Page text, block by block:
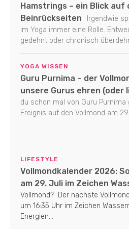
Hamstrings – ein Blick auf
Beinrückseiten
Irgendwie
im Yoga immer eine Rolle.
gedehnt oder chronisch
YOGA WISSEN
Guru Purnima – der
unsere Gurus ehren (oder
du schon mal von Guru
Ereignis auf den Vollmond am
LIFESTYLE
Vollmondkalender 2026:
am 29. Juli im Zeichen
Vollmond? Der nächste
um 16:35 Uhr im Zeichen
Energien...